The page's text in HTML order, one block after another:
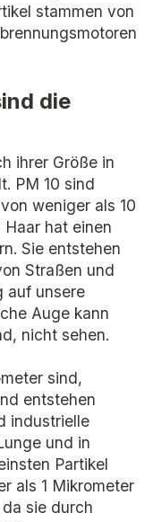
stammen von
die
ihrer Größe in
PM 10 sind
weniger als 10
Haar hat einen
Sie entstehen
Straßen und
auf unsere
Auge kann
nicht sehen.
sind,
entstehen
industrielle
und in
Partikel
als 1 Mikrometer
sie durch